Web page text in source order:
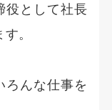
役として社長
。
ろんな仕事を